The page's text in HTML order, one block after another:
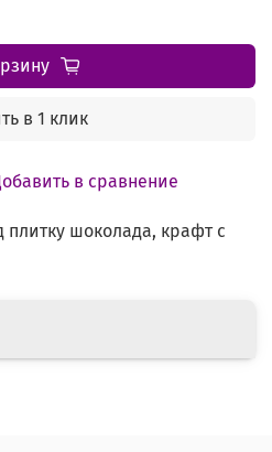
в сравнение
в 1 клик
шоколада, крафт с